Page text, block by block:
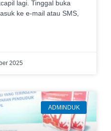
lagi. Tinggal buka
ke e-mail atau SMS,
2025
ADMINDUK